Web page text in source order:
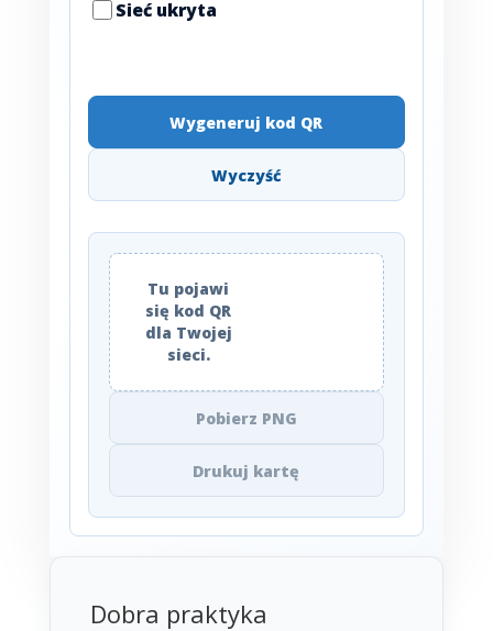
Sieć ukryta
Wygeneruj kod QR
Wyczyść
Tu pojawi
się kod QR
dla Twojej
sieci.
Pobierz PNG
Drukuj kartę
Dobra praktyka